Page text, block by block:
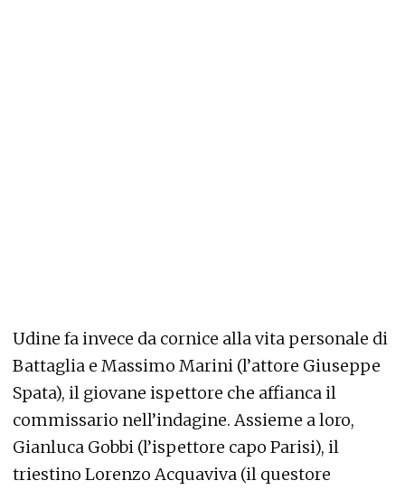
Udine fa invece da cornice alla vita personale di
Battaglia e Massimo Marini (l’attore Giuseppe
Spata), il giovane ispettore che affianca il
commissario nell’indagine. Assieme a loro,
Gianluca Gobbi (l’ispettore capo Parisi), il
triestino Lorenzo Acquaviva (il questore